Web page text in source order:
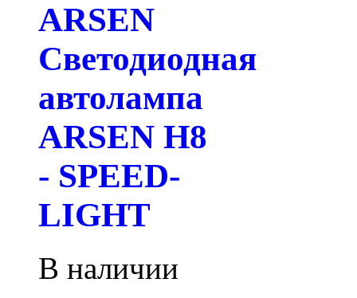
ARSEN
Светодиодная
автолампа
ARSEN H8
- SPEED-
LIGHT
В наличии